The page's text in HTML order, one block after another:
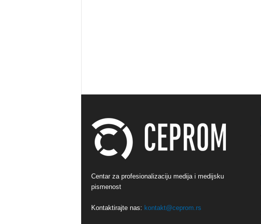
Centar za profesionalizaciju medija i medijsku
pismenost
Kontaktirajte nas: kontakt@ceprom.rs